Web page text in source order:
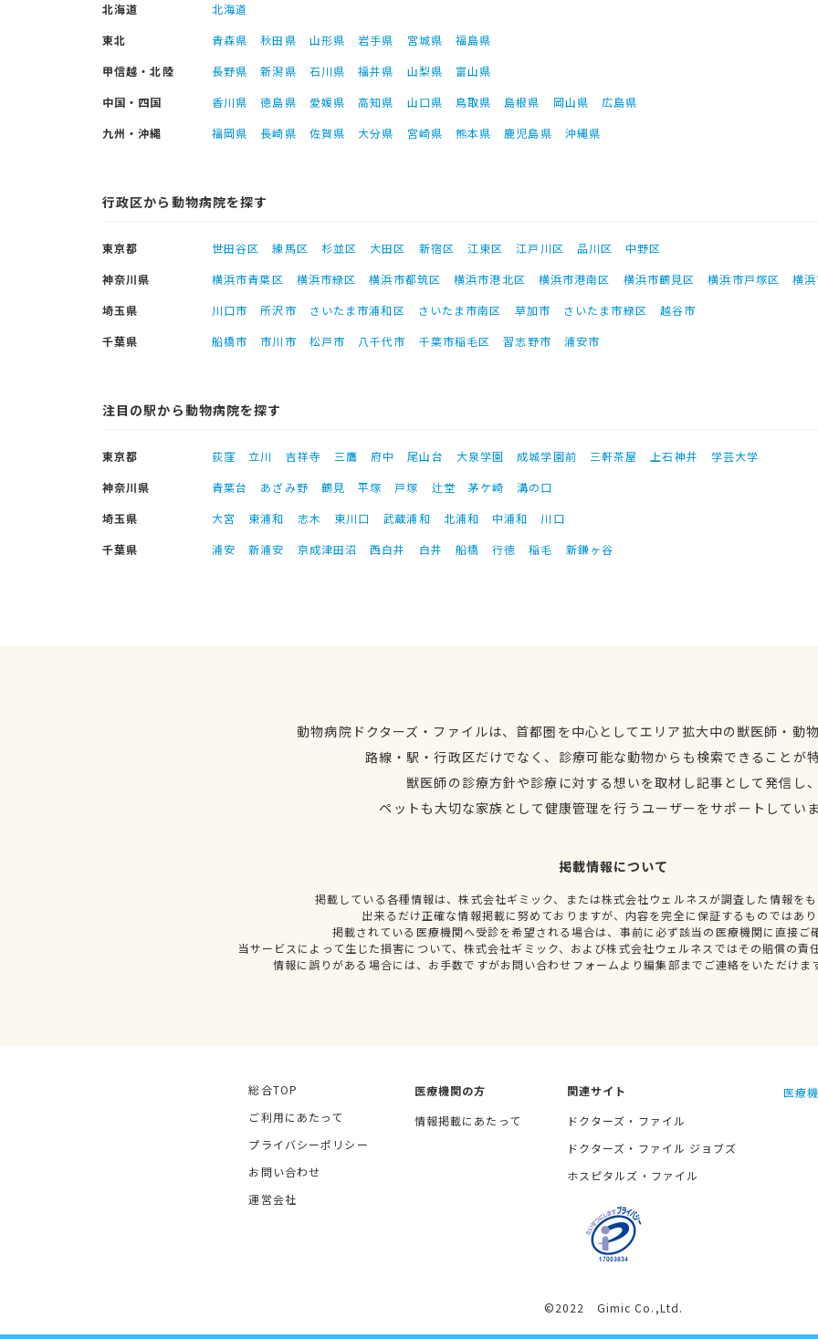
北海道
北海道
東北
青森県 秋田県 山形県 岩手県 宮城県
福島県
甲信越・北陸
長野県 新潟県 石川県 福井県 山梨県
富山県
中国・四国
香川県 徳島県 愛媛県 高知県 山口県 鳥取県 島根県 岡山県
広島県
九州・沖縄
福岡県 長崎県 佐賀県 大分県 宮崎県 熊本県 鹿児島県 沖縄県
行政区から動物病院を探す
東京都 世田谷区 練馬区 杉並区 大田区 新宿区 江東区 江戸川区 品川区
中野区
神奈川県
横浜市青葉区 横浜市緑区 横浜市都筑区 横浜市港北区 横浜市港南区 横浜市鶴見区 横浜市戸塚区
横
埼玉県
川口市 所沢市 さいたま市浦和区 さいたま市南区 草加市 さいたま市緑区
越谷市
千葉県
船橋市 市川市 松戸市 八千代市 千葉市稲毛区 習志野市 浦安市
注目の駅から動物病院を探す
東京都 荻窪 立川 吉祥寺 三鷹 府中 尾山台 大泉学園 成城学園前 三軒茶屋 上石神井
学芸大学
神奈川県
青葉台 あざみ野 鶴見 平塚 戸塚 辻堂 茅ケ崎
溝の口
埼玉県
大宮 東浦和 志木 東川口 武蔵浦和 北浦和 中浦和
川口
千葉県
浦安 新浦安 京成津田沼 西白井 白井 船橋 行徳 稲毛 新鎌ヶ谷
動物病院ドクターズ・ファイルは、首都圏を中心としてエリア拡大中の獣医師・動
路線・駅・行政区だけでなく、診療可能な動物からも検索できることが
獣医師の診療方針や診療に対する想いを取材し記事として発信し
ペットも大切な家族として健康管理を行うユーザーをサポートしてい
掲載情報について
掲載している各種情報は、株式会社ギミック、または株式会社ウェルネスが調査した情報を
出来るだけ正確な情報掲載に努めておりますが、内容を完全に保証するものではあ
掲載されている医療機関へ受診を希望される場合は、事前に必ず該当の医療機関に直接ご
当サービスによって生じた損害について、株式会社ギミック、および株式会社ウェルネスではその賠償の責
情報に誤りがある場合には、お手数ですがお問い合わせフォームより編集部までご連絡をいただけま
総合TOP
ご利用にあたって
プライバシーポリシー
お問い合わせ
運営会社
医療機関の方
情報掲載にあたって
関連サイト
ドクターズ・ファイル
ドクターズ・ファイル ジョブズ
ホスピタルズ・ファイル
医療
©2022 Gimic Co.,Ltd.